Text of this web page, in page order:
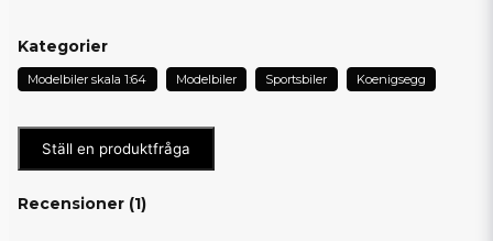
Kategorier
Modelbiler skala 1:64 Modelbiler Sportsbiler Koenigsegg
Ställ en produktfråga
Recensioner (1)